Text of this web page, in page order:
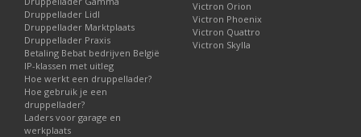
Druppellader Lidl
Druppellader Marktplaats
Druppellader Praxis
Betaling Bebat bedrijven België
IP-klassen met uitleg
Hoe werkt een druppellader?
Hoe gebruik je een
druppellader?
Laders voor garage en
werkplaats
Victron Orion
Victron Phoenix
Victron Quattro
Victron Skylla